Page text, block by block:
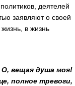
деятелей
заявляют о своей
в жизнь
О, вещая душа моя!
полное тревоги,